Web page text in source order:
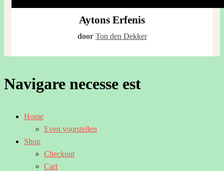
Aytons Erfenis
door Ton den Dekker
Navigare necesse est
Home
Even voorstellen
Shop
Checkout
Cart